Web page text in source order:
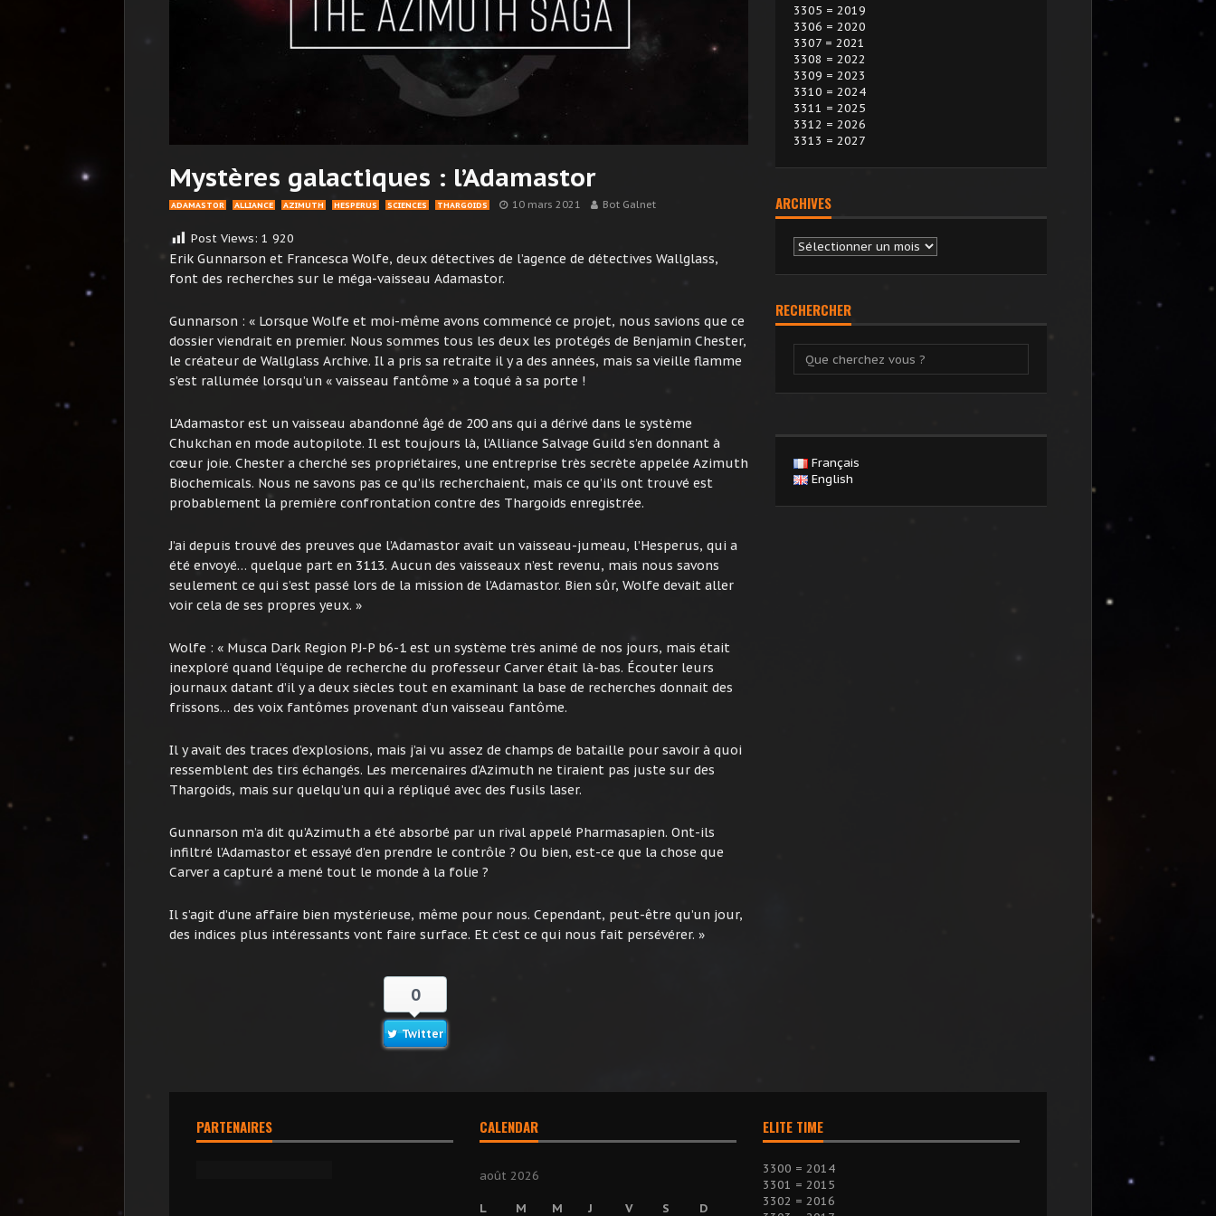
Mystères galactiques : l’Adamastor
ADAMASTOR ALLIANCE AZIMUTH HESPERUS SCIENCES THARGOIDS 10 mars 2021 Bot Galnet
Post Views: 1 920
Erik Gunnarson et Francesca Wolfe, deux détectives de l’agence de détectives Wallglass,
font des recherches sur le méga-vaisseau Adamastor.
Gunnarson : « Lorsque Wolfe et moi-même avons commencé ce projet, nous savions que ce
dossier viendrait en premier. Nous sommes tous les deux les protégés de Benjamin Chester,
le créateur de Wallglass Archive. Il a pris sa retraite il y a des années, mais sa vieille flamme
s’est rallumée lorsqu’un « vaisseau fantôme » a toqué à sa porte !
L’Adamastor est un vaisseau abandonné âgé de 200 ans qui a dérivé dans le système
Chukchan en mode autopilote. Il est toujours là, l’Alliance Salvage Guild s’en donnant à
cœur joie. Chester a cherché ses propriétaires, une entreprise très secrète appelée Azimuth
Biochemicals. Nous ne savons pas ce qu’ils recherchaient, mais ce qu’ils ont trouvé est
probablement la première confrontation contre des Thargoids enregistrée.
J’ai depuis trouvé des preuves que l’Adamastor avait un vaisseau-jumeau, l’Hesperus, qui a
été envoyé… quelque part en 3113. Aucun des vaisseaux n’est revenu, mais nous savons
seulement ce qui s’est passé lors de la mission de l’Adamastor. Bien sûr, Wolfe devait aller
voir cela de ses propres yeux. »
Wolfe : « Musca Dark Region PJ-P b6-1 est un système très animé de nos jours, mais était
inexploré quand l’équipe de recherche du professeur Carver était là-bas. Écouter leurs
journaux datant d’il y a deux siècles tout en examinant la base de recherches donnait des
frissons… des voix fantômes provenant d’un vaisseau fantôme.
Il y avait des traces d’explosions, mais j’ai vu assez de champs de bataille pour savoir à quoi
ressemblent des tirs échangés. Les mercenaires d’Azimuth ne tiraient pas juste sur des
Thargoids, mais sur quelqu’un qui a répliqué avec des fusils laser.
Gunnarson m’a dit qu’Azimuth a été absorbé par un rival appelé Pharmasapien. Ont-ils
infiltré l’Adamastor et essayé d’en prendre le contrôle ? Ou bien, est-ce que la chose que
Carver a capturé a mené tout le monde à la folie ?
Il s’agit d’une affaire bien mystérieuse, même pour nous. Cependant, peut-être qu’un jour,
des indices plus intéressants vont faire surface. Et c’est ce qui nous fait persévérer. »
0
Twitter
3305 = 2019
3306 = 2020
3307 = 2021
3308 = 2022
3309 = 2023
3310 = 2024
3311 = 2025
3312 = 2026
3313 = 2027
ARCHIVES
Archives
RECHERCHER
Français
English
PARTENAIRES CALENDAR
août 2026
L M M J V S D
ELITE TIME
3300 = 2014
3301 = 2015
3302 = 2016